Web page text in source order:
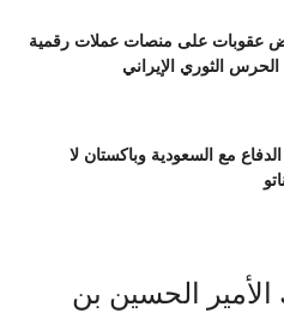
عقوبات على منصات عملات رقمية
الثوري الإيراني
الدفاع مع السعودية وباكستان لا
الحسين بن